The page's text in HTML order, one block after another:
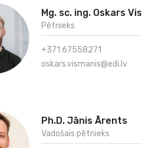
Mg. sc. ing. Oskars
Pētnieks
+371 67558271
oskars.vismanis@edi.lv
Ph.D. Jānis Ārents
Vadošais pētnieks